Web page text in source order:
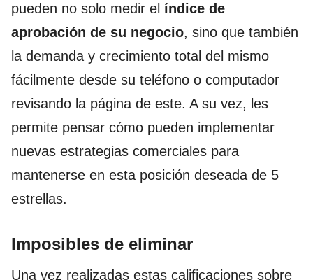
pueden no solo medir el índice de
aprobación de su negocio, sino que también
la demanda y crecimiento total del mismo
fácilmente desde su teléfono o computador
revisando la página de este. A su vez, les
permite pensar cómo pueden implementar
nuevas estrategias comerciales para
mantenerse en esta posición deseada de 5
estrellas.
Imposibles de eliminar
Una vez realizadas estas calificaciones sobre